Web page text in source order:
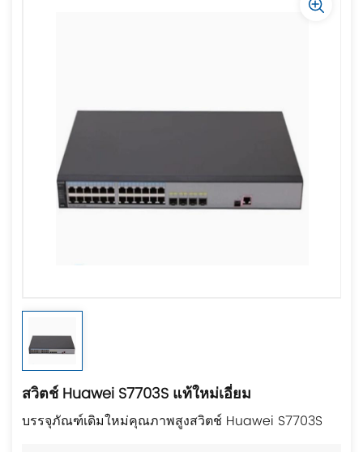
สวิตช์ Huawei S7703S แท้ใหม่เอี่ยม
บรรจุภัณฑ์เดิมใหม่คุณภาพสูงสวิตช์ Huawei S7703S